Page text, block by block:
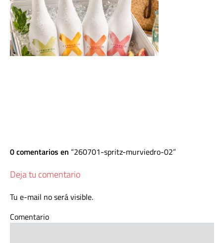
0 comentarios en 260701-spritz-murviedro-02
Deja tu comentario
Tu e-mail no será visible.
Comentario